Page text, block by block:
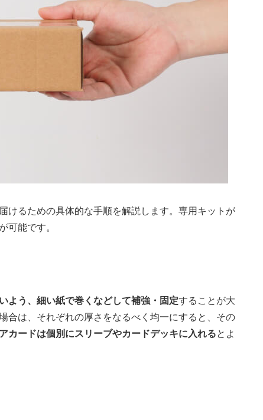
けるための具体的な手順を解説します。専用キットが
能です。
よう、細い紙で巻くなどして補強・固定することが大
合は、それぞれの厚さをなるべく均一にすると、その
カードは個別にスリーブやカードデッキに入れるとよ